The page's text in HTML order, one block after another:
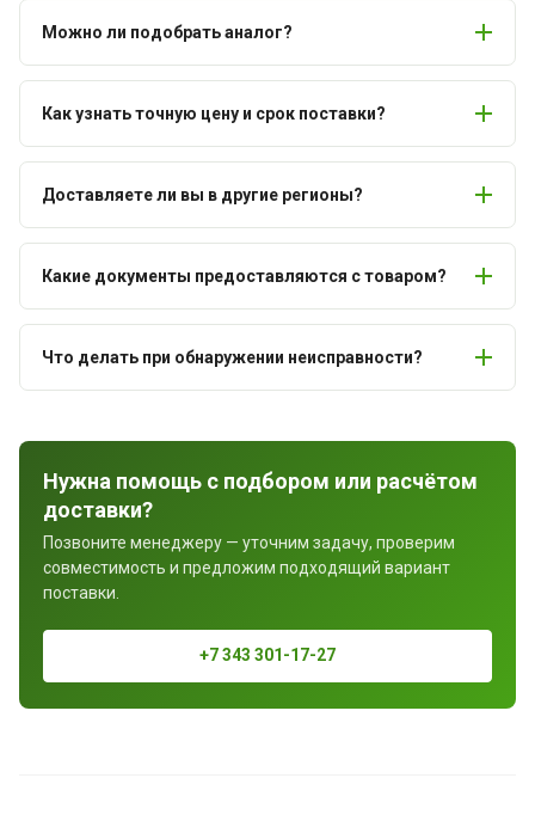
Можно ли подобрать аналог?
Как узнать точную цену и срок поставки?
Доставляете ли вы в другие регионы?
Какие документы предоставляются с товаром?
Что делать при обнаружении неисправности?
Нужна помощь с подбором или расчётом
доставки?
Позвоните менеджеру — уточним задачу, проверим
совместимость и предложим подходящий вариант
поставки.
+7 343 301-17-27